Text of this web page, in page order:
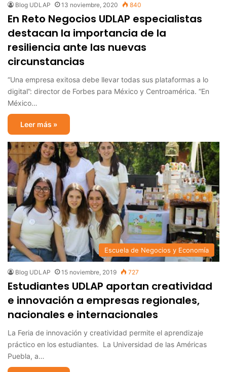
Blog UDLAP 13 noviembre, 2020 840
En Reto Negocios UDLAP especialistas
destacan la importancia de la
resiliencia ante las nuevas
circunstancias
“Una empresa exitosa debe llevar todas sus plataformas a lo
digital”: director de Forbes para México y Centroamérica. “En
México…
Leer más »
Escuela de Negocios y Economía
Blog UDLAP 15 noviembre, 2019 727
Estudiantes UDLAP aportan creatividad
e innovación a empresas regionales,
nacionales e internacionales
La Feria de innovación y creatividad permite el aprendizaje
práctico en los estudiantes. La Universidad de las Américas
Puebla, a…